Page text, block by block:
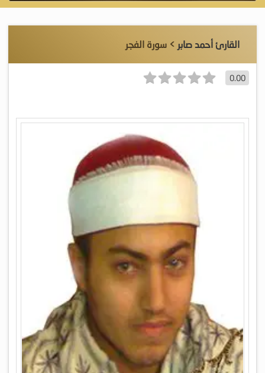
القارئ أحمد صابر > سورة الفجر
0.00